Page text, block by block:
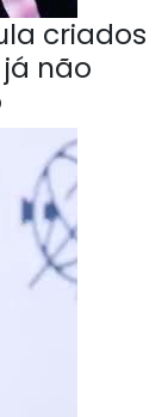
criados
não